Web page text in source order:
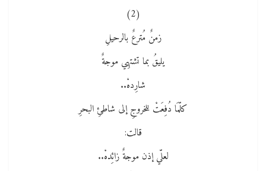
(2)
زمنٌ مُترعٌ بالرحيلِ
يليقُ بما تشتهِي موجةٌ
شارِدهْ..
كلّمَا دُفِعَتْ للخروجِ إلى شاطئِ البحرِ
قالت:
لعلّي إذن موجةٌ زائِدهْ..